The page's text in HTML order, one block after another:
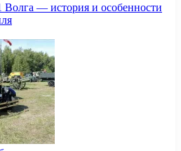
— история и особенности